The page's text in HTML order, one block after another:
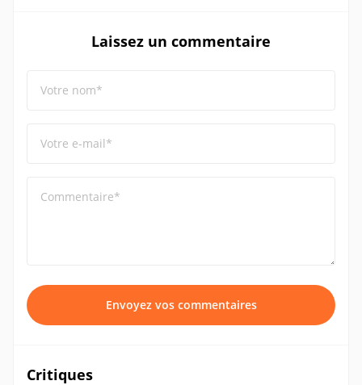
Laissez un commentaire
Votre nom*
Votre e-mail*
Commentaire*
Envoyez vos commentaires
Critiques